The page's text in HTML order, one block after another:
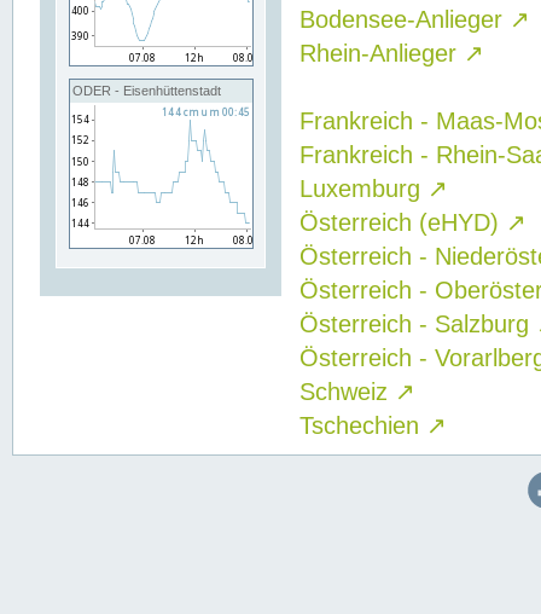
ODER - Eisenhüttenstadt
Bodensee-Anlieger ↗
Rhein-Anlieger ↗
Frankreich - Maas-
Frankreich - Rhein-
Luxemburg ↗
Österreich (eHYD) ↗
Österreich -
Österreich -
Österreich - Salzburg
Österreich -
Schweiz ↗
Tschechien ↗